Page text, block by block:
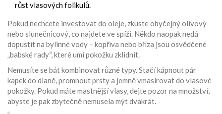
růst vlasových folikulů.
Pokud nechcete investovat do oleje, zkuste obyčejný olivový
nebo slunečnicový, co najdete ve spíži. Někdo naopak nedá
dopustit na bylinné vody – kopřiva nebo bříza jsou osvědčené
„babské rady“, které umí pokožku zklidnit.
Nemusíte se bát kombinovat různé typy. Stačí kápnout pár
kapek do dlaně, promnout prsty a jemně vmasírovat do vlasové
pokožky. Pokud máte mastnější vlasy, dejte pozor na množství,
abyste je pak zbytečně nemusela mýt dvakrát.